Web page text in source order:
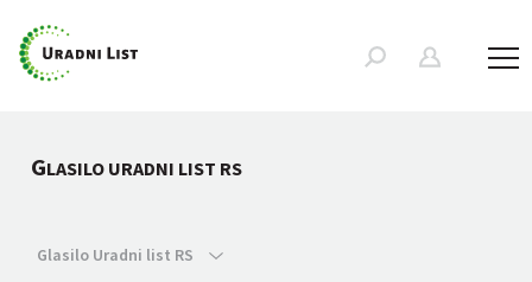
GLASILO URADNI LIST RS
Glasilo Uradni list RS